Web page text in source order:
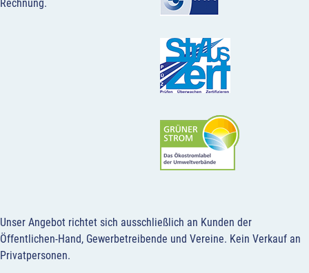
Rechnung.
Unser Angebot richtet sich ausschließlich an Kunden der
Öffentlichen-Hand, Gewerbetreibende und Vereine. Kein Verkauf an
Privatpersonen.